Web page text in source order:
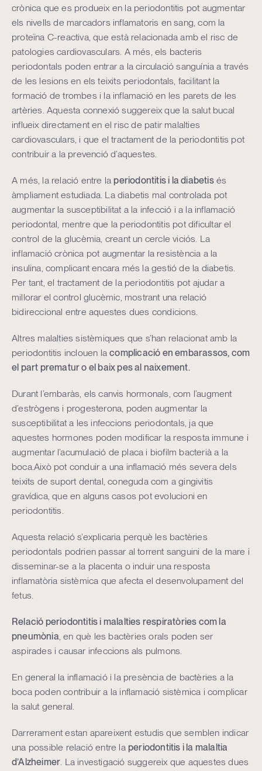
crònica que es produeix en la periodontitis pot augmentar
els nivells de marcadors inflamatoris en sang, com la
proteïna C-reactiva, que està relacionada amb el risc de
patologies cardiovasculars. A més, els bacteris
periodontals poden entrar a la circulació sanguínia a través
de les lesions en els teixits periodontals, facilitant la
formació de trombes i la inflamació en les parets de les
artèries. Aquesta connexió suggereix que la salut bucal
influeix directament en el risc de patir malalties
cardiovasculars, i que el tractament de la periodontitis pot
contribuir a la prevenció d’aquestes.
A més, la relació entre la periodontitis i la diabetisés
àmpliament estudiada. La diabetis mal controlada pot
augmentar la susceptibilitat a la infecció i a la inflamació
periodontal, mentre que la periodontitis pot dificultar el
control de la glucèmia, creant un cercle viciós. La
inflamació crònica pot augmentar la resistència a la
insulina, complicant encara més la gestió de la diabetis.
Per tant, el tractament de la periodontitis pot ajudar a
millorar el control glucèmic, mostrant una relació
bidireccional entre aquestes dues condicions.
Altres malalties sistèmiques que s’han relacionat amb la
periodontitis inclouen lacomplicació en embarassos, com
el part prematur o el baix pes al naixement.
Durant l’embaràs, els canvis hormonals, com l’augment
d’estrògens i progesterona, poden augmentar la
susceptibilitat a les infeccions periodontals, ja que
aquestes hormones poden modificar la resposta immune i
augmentar l’acumulació de placa i biofilm bacterià a la
boca.Això pot conduir a una inflamació més severa dels
teixits de suport dental, coneguda com a gingivitis
gravídica, que en alguns casos pot evolucioni en
periodontitis.
Aquesta relació s’explicaria perquè les bactèries
periodontals podrien passar al torrent sanguini de la mare i
disseminar-se a la placenta o induir una resposta
inflamatòria sistèmica que afecta el desenvolupament del
fetus.
Relació periodontitis i malalties respiratòries com la
pneumònia, en què les bactèries orals poden ser
aspirades i causar infeccions als pulmons.
En general la inflamació i la presència de bactèries a la
boca poden contribuir a la inflamació sistèmica i complicar
la salut general.
Darrerament estan apareixent estudis que semblen indicar
una possible relació entre la periodontitis i la malaltia
d’Alzheimer. La investigació suggereix que aquestes dues